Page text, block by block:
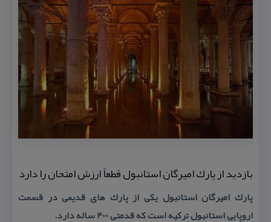
بازدید از پارك امیرگان استانبول قطعاً ارزش امتحان را دارد
پارك امیرگان استانبول یكی از پارك های قدیمی در قسمت
اروپایی استانبول تركیه است كه قدمتی 400 ساله دارد.